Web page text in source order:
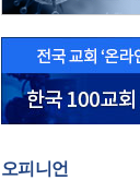
오피니언